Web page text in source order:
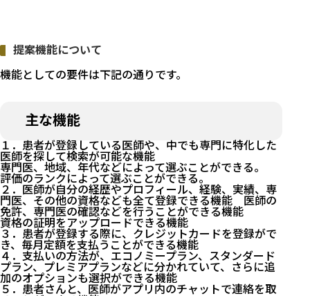
提案機能について
機能としての要件は下記の通りです。
主な機能
１．患者が登録している医師や、中でも専門に特化した
医師を探して検索が可能な機能
専門医、地域、年代などによって選ぶことができる。
評価のランクによって選ぶことができる。
２．医師が自分の経歴やプロフィール、経験、実績、専
門医、その他の資格なども全て登録できる機能 医師の
免許、専門医の確認などを行うことができる機能
資格の証明をアップロードできる機能
３．患者が登録する際に、クレジットカードを登録がで
き、毎月定額を支払うことができる機能
４．支払いの方法が、エコノミープラン、スタンダード
プラン、プレミアプランなどに分かれていて、さらに追
加のオプションも選択ができる機能
５．患者さんと、医師がアプリ内のチャットで連絡を取